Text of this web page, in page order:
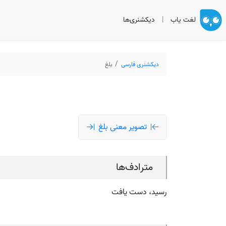
لغت یاب | دیکشنری‌ها
دیکشنری فارسی بلغ
تصویر معنی بلغ
مترادف‌ها
رسید، دست یافت